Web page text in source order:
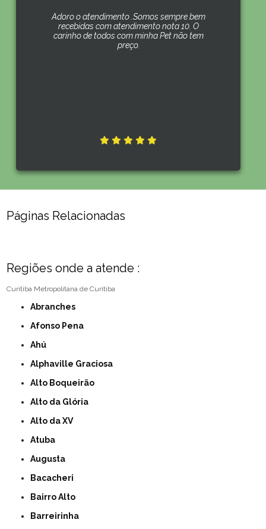
Adoro o atendimento .Somos sempre bem
recebidas com atendimento nota 10. O
carinho de todos com minha Pet não tem
preço.
Páginas Relacionadas
Regiões onde a atende :
Curitiba Metropolitana de Curitiba
Abranches
Afonso Pena
Ahú
Alphaville Graciosa
Alto Boqueirão
Alto da Glória
Alto da XV
Atuba
Augusta
Bacacheri
Bairro Alto
Barreirinha